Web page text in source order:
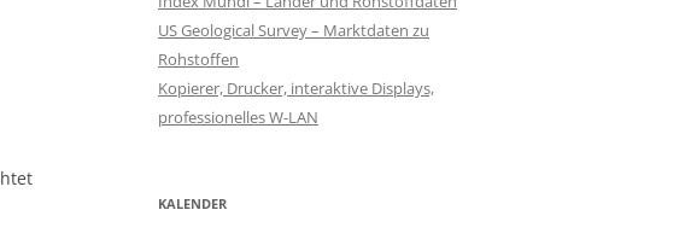
US Geological Survey – Marktdaten zu
Rohstoffen
Kopierer, Drucker, interaktive Displays,
professionelles W-LAN
KALENDER